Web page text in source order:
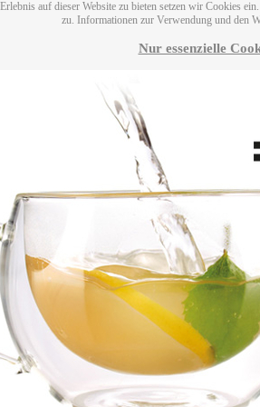
auf dieser Website zu bieten setzen wir Cookies
zu. Informationen zur Verwendung und den
Nur essenzielle